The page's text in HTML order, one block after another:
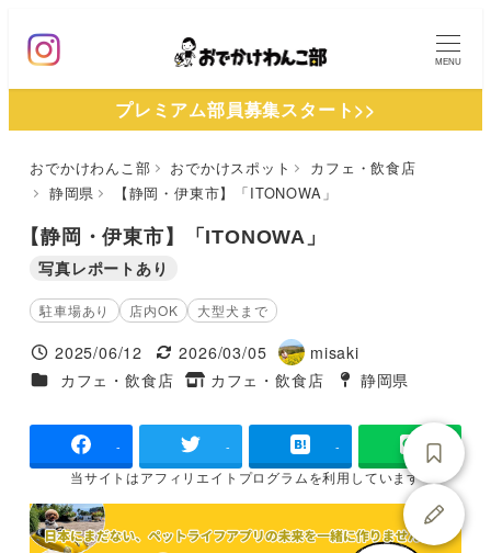
ン
MENU
プレミアム部員募集スタート>>
おでかけわんこ部 おでかけスポット
カフェ・飲食店
静岡県
【静岡・伊東市】「ITONOWA」
【静岡・伊東市】「ITONOWA」
写真レポートあり
駐車場あり 店内OK 大型犬まで
投稿日
2025/06/12
更新日
2026/03/05
著
者
misaki
施設ジャンル
カフェ・飲食店
タグ
カフェ・飲食店
タグ
静岡県
- - -
当サイトはアフィリエイトプログラムを利用しています